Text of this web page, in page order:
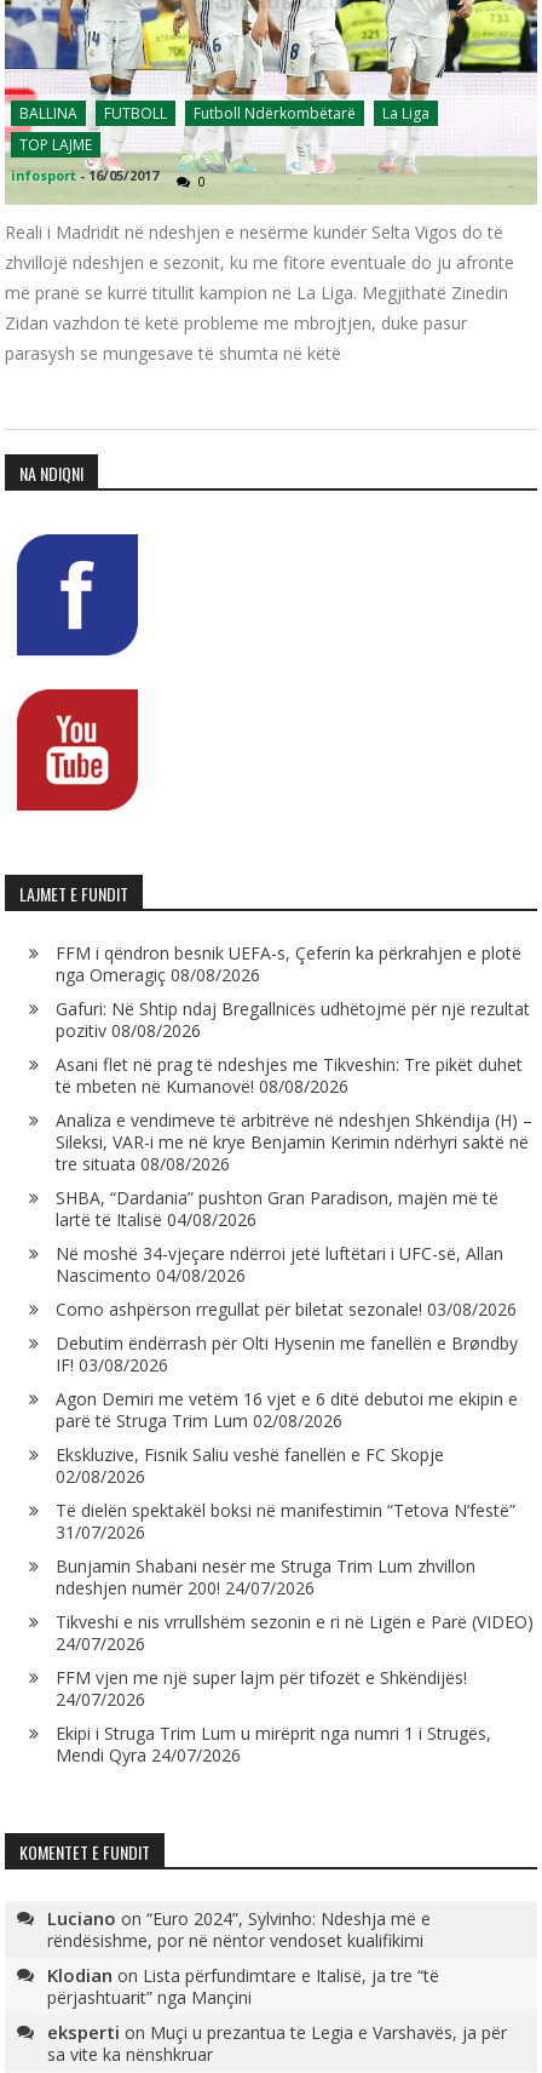
BALLINA FUTBOLL Futboll Ndërkombëtarë
La Liga
TOP LAJME
infosport -16/05/2017 0
Reali i Madridit në ndeshjen e nesërme kundër Selta Vigos do të
zhvillojë ndeshjen e sezonit, ku me fitore eventuale do ju afronte
më pranë se kurrë titullit kampion në La Liga. Megjithatë Zinedin
Zidan vazhdon të ketë probleme me mbrojtjen, duke pasur
parasysh se mungesave të shumta në këtë
NA NDIQNI
LAJMET E FUNDIT
FFM i qëndron besnik UEFA-s, Çeferin ka përkrahjen e plotë
nga Omeragiç 08/08/2026
Gafuri: Në Shtip ndaj Bregallnicës udhëtojmë për një rezultat
pozitiv 08/08/2026
Asani flet në prag të ndeshjes me Tikveshin: Tre pikët duhet
të mbeten në Kumanovë! 08/08/2026
Analiza e vendimeve të arbitrëve në ndeshjen Shkëndija (H) –
Sileksi, VAR-i me në krye Benjamin Kerimin ndërhyri saktë në
tre situata 08/08/2026
SHBA, “Dardania” pushton Gran Paradison, majën më të
lartë të Italisë 04/08/2026
Në moshë 34-vjeçare ndërroi jetë luftëtari i UFC-së, Allan
Nascimento 04/08/2026
Como ashpërson rregullat për biletat sezonale! 03/08/2026
Debutim ëndërrash për Olti Hysenin me fanellën e Brøndby
IF! 03/08/2026
Agon Demiri me vetëm 16 vjet e 6 ditë debutoi me ekipin e
parë të Struga Trim Lum 02/08/2026
Ekskluzive, Fisnik Saliu veshë fanellën e FC Skopje
02/08/2026
Të dielën spektakël boksi në manifestimin “Tetova N’festë”
31/07/2026
Bunjamin Shabani nesër me Struga Trim Lum zhvillon
ndeshjen numër 200! 24/07/2026
Tikveshi e nis vrrullshëm sezonin e ri në Ligën e Parë (VIDEO)
24/07/2026
FFM vjen me një super lajm për tifozët e Shkëndijës!
24/07/2026
Ekipi i Struga Trim Lum u mirëprit nga numri 1 i Strugës,
Mendi Qyra 24/07/2026
KOMENTET E FUNDIT
Luciano on“Euro 2024”, Sylvinho: Ndeshja më e
rëndësishme, por në nëntor vendoset kualifikimi
Klodian on Lista përfundimtare e Italisë, ja tre “të
përjashtuarit” nga Mançini
eksperti on Muçi u prezantua te Legia e Varshavës, ja për
sa vite ka nënshkruar